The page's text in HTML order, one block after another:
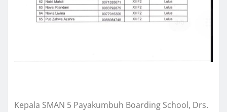
Kepala SMAN 5 Payakumbuh Boarding School, Drs.